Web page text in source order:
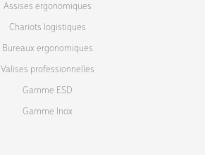
Assises ergonomiques
Chariots logistiques
Bureaux ergonomiques
Valises professionnelles
Gamme ESD
Gamme Inox